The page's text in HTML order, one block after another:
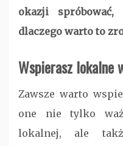
okazji
dlaczego warto to
Wspierasz lokalne
Zawsze warto
one nie tylko
lokalnej, ale